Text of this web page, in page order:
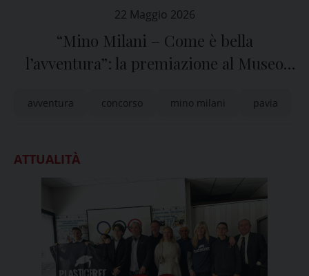
22 Maggio 2026
“Mino Milani – Come è bella
l’avventura”: la premiazione al Museo
avventura concorso mino milani pavia
ATTUALITÀ